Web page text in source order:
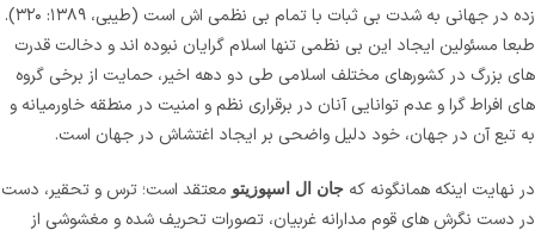
زده در جهانی به شدت بی ثبات با تمام بی نظمی اش است (طیبی، ۱۳۸۹: ۳۲۰).
طبعا مسئولین ایجاد این بی نظمی تنها اسلام گرایان نبوده اند و دخالت قدرت
های بزرگ در کشورهای مختلف اسلامی طی دو دهه اخیر، حمایت از برخی گروه
های افراط گرا و عدم توانایی آنان در برقراری نظم و امنیت در منطقه خاورمیانه و
به تبع آن در جهان، خود دلیل واضحی بر ایجاد اغتشاش در جهان است.
در نهایت اینکه همانگونه که جان ال اسپوزیتومعتقد است؛ ترس و تحقیر، دست
در دست نگرش های قوم مدارانه غربیان، تصورات تحریف شده و مغشوشی از